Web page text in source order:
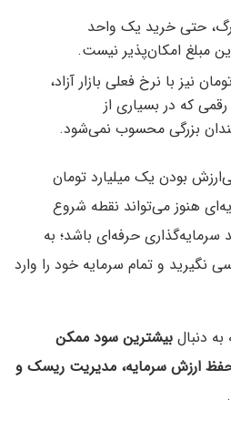
حتی خرید یک واحد
مبلغ امکان‌پذیر نیست.
نیز با نرخ فعلی بازار آزاد،
است؛ رقمی که در بسیاری از
بزرگی محسوب نمی‌شود.
بودن یک میلیارد تومان
هنوز می‌تواند نقطه شروع
حرفه‌ای باشد؛ به
و تمام سرمایه خود را وارد
دنبال بیشترین سود ممکن
ارزش سرمایه، مدیریت ریسک و